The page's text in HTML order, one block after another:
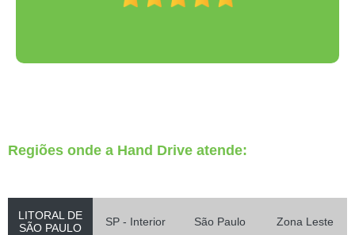
Regiões onde a Hand Drive atende:
LITORAL DE
SÃO PAULO
SP - Interior São Paulo Zona Leste